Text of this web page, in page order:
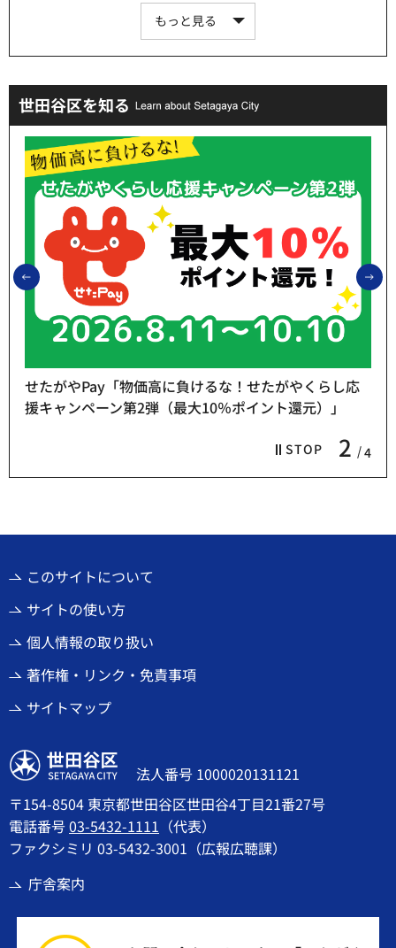
もっと見る
世田谷区を知る
前のスライドを表示
STOP 2 4
せたがやPay「物価高に負けるな！せたがやくらし応
援キャンペーン第2弾（最大10％ポイント還元）」
このサイトについて
サイトの使い方
個人情報の取り扱い
著作権・リンク・免責事項
サイトマップ
世田谷区
法人番号 1000020131121
〒154-8504 東京都世田谷区世田谷4丁目21番27号
電話番号03-5432-1111 （代表）
ファクシミリ 03-5432-3001（広報広聴課）
庁舎案内